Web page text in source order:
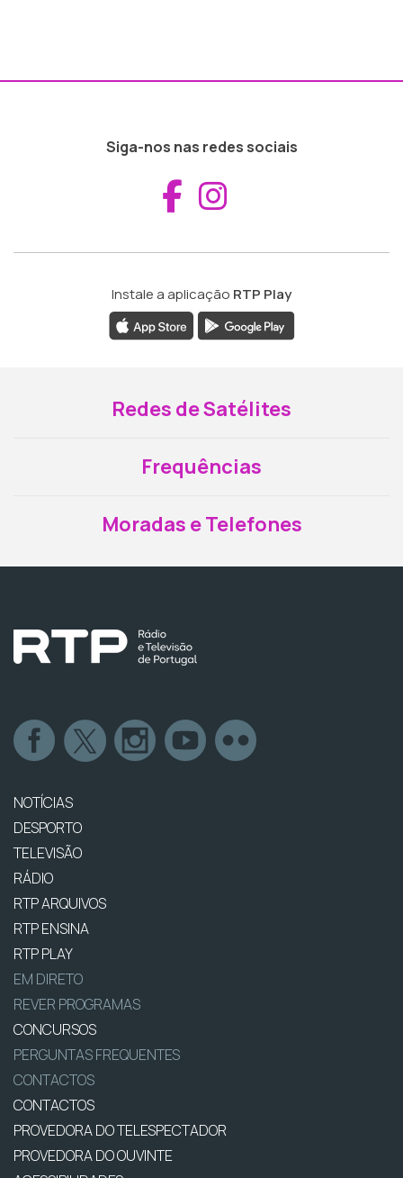
Siga-nos nas redes sociais
Aceder ao
Instale a aplicação RTP Play
Redes de Satélites
Frequências
Moradas e Telefones
NOTÍCIAS
DESPORTO
TELEVISÃO
RÁDIO
RTP ARQUIVOS
RTP ENSINA
RTP PLAY
EM DIRETO
REVER PROGRAMAS
CONCURSOS
PERGUNTAS FREQUENTES
CONTACTOS
CONTACTOS
PROVEDORA DO TELESPECTADOR
PROVEDORA DO OUVINTE